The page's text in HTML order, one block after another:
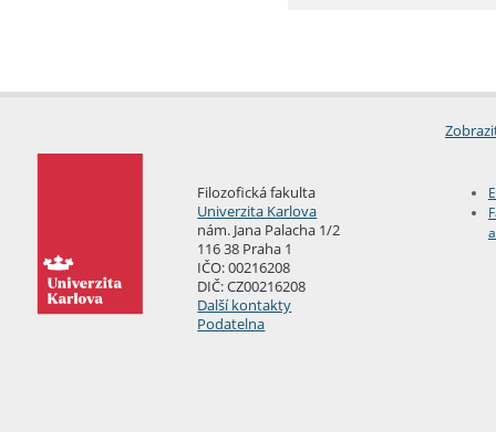
Filozofická fakulta
Univerzita Karlova
nám. Jana Palacha 1/2
116 38 Praha 1
IČO: 00216208
DIČ: CZ00216208
Další kontakty
Podatelna